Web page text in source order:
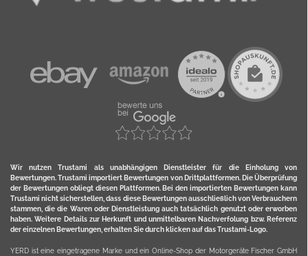
Wir nutzen Trustami als unabhängigen Dienstleister für die Einholung von
Bewertungen. Trustami importiert Bewertungen von Drittplattformen. Die Überprüfung
der Bewertungen obliegt diesen Plattformen. Bei den importierten Bewertungen kann
Trustami nicht sicherstellen, dass diese Bewertungen ausschließlich von Verbrauchern
stammen, die die Waren oder Dienstleistung auch tatsächlich genutzt oder erworben
haben. Weitere Details zur Herkunft und unmittelbaren Nachverfolung bzw. Referenz
der einzelnen Bewertungen, erhalten Sie durch klicken auf das Trustami-Logo.
YERD ist eine eingetragene Marke und ein Online-Shop der Motorgeräte Fischer GmbH